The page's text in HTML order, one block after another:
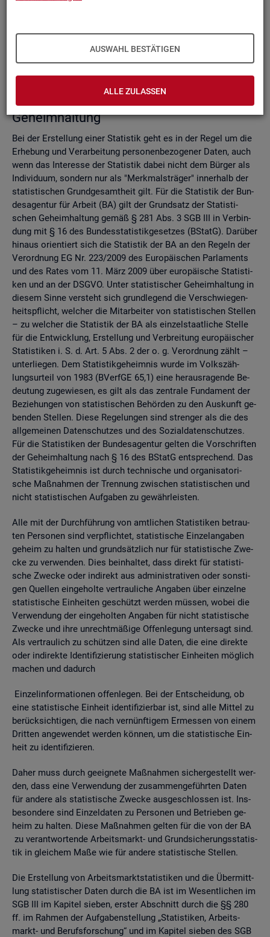
AUSWAHL BESTÄTIGEN
ALLE ZULASSEN
tung
Zell­sper­rungs­ver­fah­ren
Run­dungs­ver­fah­ren
Ver­gleich der Ver­fah­ren
Recht­li­che Grund­la­gen der sta­tis­ti­schen
Ge­heim­hal­tung
Bei der Er­stel­lung einer Sta­tis­tik geht es in der Regel um die
Er­he­bung und Ver­ar­bei­tung per­so­nen­be­zo­ge­ner Daten, auch
wenn das In­ter­es­se der Sta­tis­tik dabei nicht dem Bür­ger als
In­di­vi­du­um, son­dern nur als "Merk­mals­trä­ger" in­ner­halb der
sta­tis­ti­schen Grund­ge­samt­heit gilt. Für die Sta­tis­tik der Bun­
des­agen­tur für Ar­beit (BA) gilt der Grund­satz der Sta­tis­ti­
schen Ge­heim­hal­tung gemäß § 281 Abs. 3 SGB III in Ver­bin­
dung mit § 16 des Bun­des­sta­tis­tik­ge­set­zes (BStatG). Dar­über
hin­aus ori­en­tiert sich die Sta­tis­tik der BA an den Re­geln der
Ver­ord­nung EG Nr. 223/2009 des Eu­ro­päi­schen Par­la­ments
und des Rates vom 11. März 2009 über eu­ro­päi­sche Sta­tis­ti­
ken und an der DSGVO. Unter sta­tis­ti­scher Ge­heim­hal­tung in
die­sem Sinne ver­steht sich grund­le­gend die Ver­schwie­gen­
heits­pflicht, wel­cher die Mit­ar­bei­ter von sta­tis­ti­schen Stel­len
– zu wel­cher die Sta­tis­tik der BA als ein­zel­staat­li­che Stel­le
für die Ent­wick­lung, Er­stel­lung und Ver­brei­tung eu­ro­päi­scher
Sta­tis­ti­ken i. S. d. Art. 5 Abs. 2 der o. g. Ver­ord­nung zählt –
un­ter­lie­gen. Dem Sta­tis­tik­ge­heim­nis wurde im Volks­zäh­
lungs­ur­teil von 1983 (BVerf­GE 65,1) eine her­aus­ra­gen­de Be­
deu­tung zu­ge­wie­sen, es gilt als das zen­tra­le Fun­da­ment der
Be­zie­hun­gen von sta­tis­ti­schen Be­hör­den zu den Aus­kunft ge­
ben­den Stel­len. Diese Re­ge­lun­gen sind stren­ger als die des
all­ge­mei­nen Da­ten­schut­zes und des So­zi­al­da­ten­schut­zes.
Für die Sta­tis­ti­ken der Bun­des­agen­tur gel­ten die Vor­schrif­ten
der Ge­heim­hal­tung nach § 16 des BStatG ent­spre­chend. Das
Sta­tis­tik­ge­heim­nis ist durch tech­ni­sche und or­ga­ni­sa­to­ri­
sche Maß­nah­men der Tren­nung zwi­schen sta­tis­ti­schen und
nicht sta­tis­ti­schen Auf­ga­ben zu ge­währ­leis­ten.
Alle mit der Durch­füh­rung von amt­li­chen Sta­tis­ti­ken be­trau­
ten Per­so­nen sind ver­pflich­tet, sta­tis­ti­sche Ein­zel­an­ga­ben
ge­heim zu hal­ten und grund­sätz­lich nur für sta­tis­ti­sche Zwe­
cke zu ver­wen­den. Dies be­inhal­tet, dass di­rekt für sta­tis­ti­
sche Zwe­cke oder in­di­rekt aus ad­mi­nis­tra­ti­ven oder sons­ti­
gen Quel­len ein­ge­hol­te ver­trau­li­che An­ga­ben über ein­zel­ne
sta­tis­ti­sche Ein­hei­ten ge­schützt wer­den müs­sen, wobei die
Ver­wen­dung der ein­ge­hol­ten An­ga­ben für nicht sta­tis­ti­sche
Zwe­cke und ihre un­recht­mä­ßi­ge Of­fen­le­gung un­ter­sagt sind.
Als ver­trau­lich zu schüt­zen sind alle Daten, die eine di­rek­te
oder in­di­rek­te Iden­ti­fi­zie­rung sta­tis­ti­scher Ein­hei­ten mög­lich
ma­chen und da­durch
Ein­zel­in­for­ma­tio­nen of­fen­le­gen. Bei der Ent­schei­dung, ob
eine sta­tis­ti­sche Ein­heit iden­ti­fi­zier­bar ist, sind alle Mit­tel zu
be­rück­sich­ti­gen, die nach ver­nünf­ti­gem Er­mes­sen von einem
Drit­ten an­ge­wen­det wer­den kön­nen, um die sta­tis­ti­sche Ein­
heit zu iden­ti­fi­zie­ren.
Daher muss durch ge­eig­ne­te Maß­nah­men si­cher­ge­stellt wer­
den, dass eine Ver­wen­dung der zu­sam­men­ge­führ­ten Daten
für an­de­re als sta­tis­ti­sche Zwe­cke aus­ge­schlos­sen ist. Ins­
be­son­de­re sind Ein­zel­da­ten zu Per­so­nen und Be­trie­ben ge­
heim zu hal­ten. Diese Maß­nah­men gel­ten für die von der BA
zu ver­ant­wor­ten­de Ar­beits­markt- und Grund­si­che­rungs­sta­tis­
tik in glei­chem Maße wie für an­de­re sta­tis­ti­sche Stel­len.
Die Er­stel­lung von Ar­beits­markt­sta­tis­ti­ken und die Über­mitt­
lung sta­tis­ti­scher Daten durch die BA ist im We­sent­li­chen im
SGB III im Ka­pi­tel sie­ben, ers­ter Ab­schnitt durch die §§ 280
ff. im Rah­men der Auf­ga­ben­stel­lung „Sta­tis­ti­ken, Ar­beits­
markt- und Be­rufs­for­schung“ und im Ka­pi­tel sie­ben des SGB